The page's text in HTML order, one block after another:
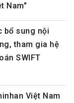
Nam"
bổ sung nội
tham gia hệ
SWIFT
Việt Nam